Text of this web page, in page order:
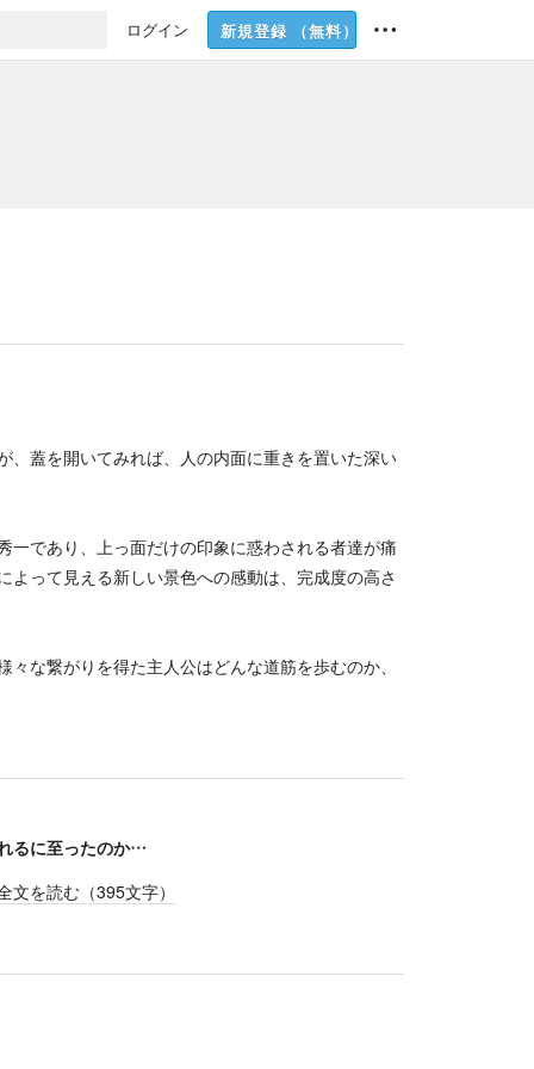
ログイン 新規登録 （無料）
、蓋を開いてみれば、人の内面に重きを置いた深い
一であり、上っ面だけの印象に惑わされる者達が痛
って見える新しい景色への感動は、完成度の高さ
な繋がりを得た主人公はどんな道筋を歩むのか、
るに至ったのか…
文を読む（395文字）